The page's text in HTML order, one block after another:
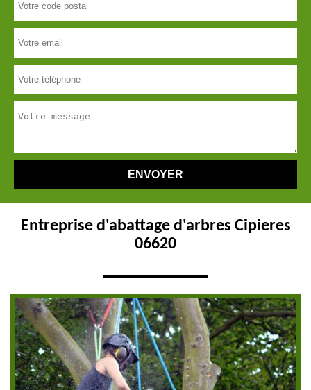
Entreprise d'abattage d'arbres Cipieres
06620